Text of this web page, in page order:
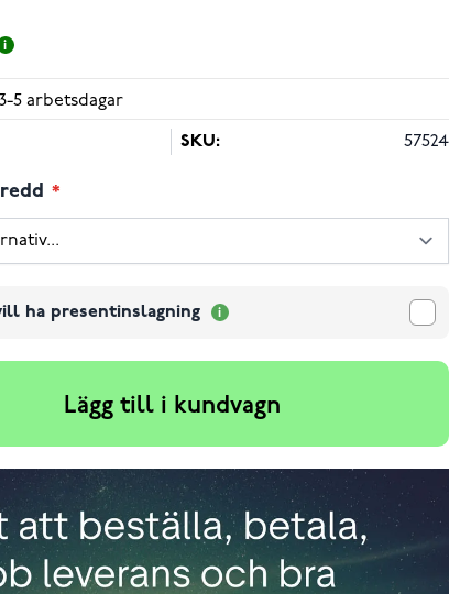
5 arbetsdagar
SKU: 57524
ha presentinslagning
Lägg till i kundvagn